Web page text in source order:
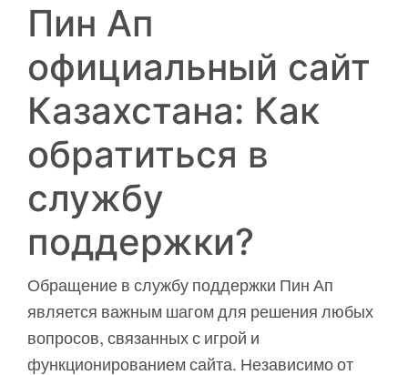
Пин Ап
официальный сайт
Казахстана: Как
обратиться в
службу
поддержки?
Обращение в службу поддержки Пин Ап
является важным шагом для решения любых
вопросов, связанных с игрой и
функционированием сайта. Независимо от